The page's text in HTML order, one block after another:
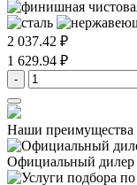
2 037.42 ₽
1 629.94 ₽
-
Наши преимущества
Официальный дилер